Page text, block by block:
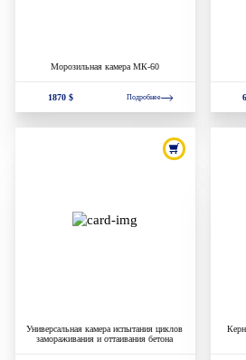
Морозильная камера МК-60
1870 $ Подробнее
Универсальная камера испытания циклов
замораживания и оттаивания бетона